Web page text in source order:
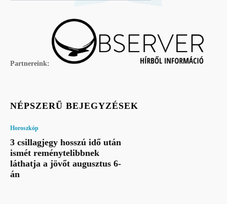
Partnereink:
NÉPSZERŰ BEJEGYZÉSEK
Horoszkóp
3 csillagjegy hosszú idő után
ismét reménytelibbnek
láthatja a jövőt augusztus 6-
án